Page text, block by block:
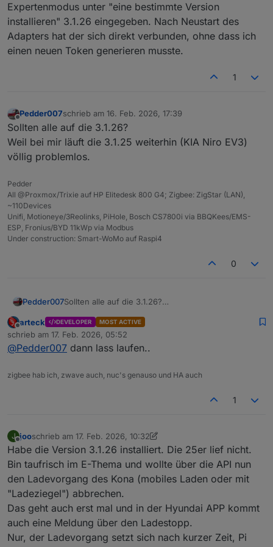
Expertenmodus unter "eine bestimmte Version
installieren" 3.1.26 eingegeben. Nach Neustart des
Adapters hat der sich direkt verbunden, ohne dass ich
einen neuen Token generieren musste.
1
Offline
Pedder007schrieb am 16. Feb. 2026, 17:39
zuletzt editiert von
Sollten alle auf die 3.1.26?
Weil bei mir läuft die 3.1.25 weiterhin (KIA Niro EV3)
völlig problemlos.
Pedder
All @Proxmox/Trixie auf HP Elitedesk 800 G4; Zigbee: ZigStar (LAN),
~110Devices
Unifi, Motioneye/3Reolinks, PiHole, Bosch CS7800i via BBQKees/EMS-
ESP, Fronius/BYD 11kWp via Modbus
Under construction: Smart-WoMo auf Raspi4
0
Pedder007Sollten alle auf die 3.1.26?
völlig problemlos.
Offline
arteck DEVELOPER MOST ACTIVE
schrieb am 17. Feb. 2026, 05:52
zuletzt editiert von
@Pedder007 dann lass laufen..
zigbee hab ich, zwave auch, nuc's genauso und HA auch
1
J
Offline
jooschrieb am 17. Feb. 2026, 10:32
zuletzt editiert von joo
Habe die Version 3.1.26 installiert. Die 25er lief nicht.
Bin taufrisch im E-Thema und wollte über die API nun
den Ladevorgang des Kona (mobiles Laden oder mit
"Ladeziegel") abbrechen.
Das geht auch erst mal und in der Hyundai APP kommt
auch eine Meldung über den Ladestopp.
Nur, der Ladevorgang setzt sich nach kurzer Zeit, Pi